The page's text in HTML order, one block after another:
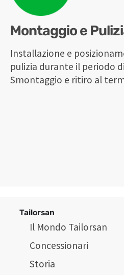
Montaggio e
Installazione e
pulizia durante il periodo
Smontaggio e ritiro al
Tailorsan
Il Mondo Tailorsan
Concessionari
Storia